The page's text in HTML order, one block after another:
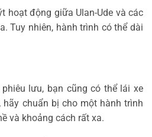
hoạt động giữa Ulan-Ude và các
Tuy nhiên, hành trình có thể dài
lưu, bạn cũng có thể lái xe
hãy chuẩn bị cho một hành trình
và khoảng cách rất xa.